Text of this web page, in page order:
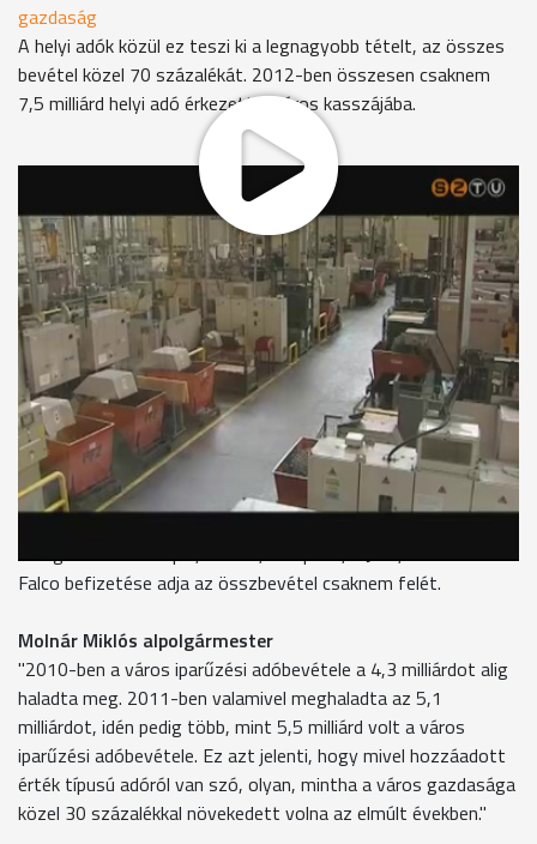
gazdaság
A helyi adók közül ez teszi ki a legnagyobb tételt, az összes
bevétel közel 70 százalékát. 2012-ben összesen csaknem
7,5 milliárd helyi adó érkezett a város kasszájába.
Két év alatt közel négymilliárd forint értékű beruházást
valósít meg az LUK Savaria Kft. A kuplunggyárban új csarnok
épül, és új technológiákat honosítanak meg. Tavaly 270 főt
vettek fel, 2014 végéig pedig további 500 új munkahelyet
teremtenek.
Michael Reining, ügyvezető igazgató LUK SAvaria Kft.
"Az egyik legnagyobb kihívás számunkra megtalálni a
megfelelő képzettségű munkaerőt. Gépi forgácsolókat,
szerszámkészítőket, lakatosokat keresünk, illetve
gépészmérnökökre van szükség."
Falco befizetése adja az összbevétel csaknem felét.
Molnár Miklós alpolgármester
"2010-ben a város iparűzési adóbevétele a 4,3 milliárdot alig
haladta meg. 2011-ben valamivel meghaladta az 5,1
milliárdot, idén pedig több, mint 5,5 milliárd volt a város
iparűzési adóbevétele. Ez azt jelenti, hogy mivel hozzáadott
érték típusú adóról van szó, olyan, mintha a város gazdasága
közel 30 százalékkal növekedett volna az elmúlt években."